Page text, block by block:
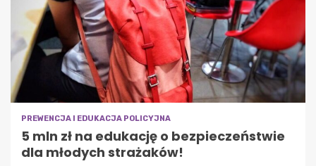
PREWENCJA I EDUKACJA POLICYJNA
5 mln zł na edukację o bezpieczeństwie
dla młodych strażaków!